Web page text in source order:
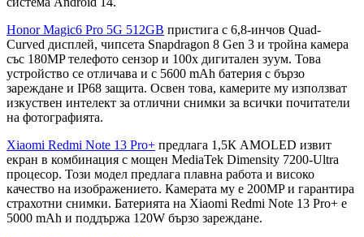
Honor Magic6 Pro 5G 512GB пристига с 6,8-инчов Quad-
Curved дисплей, чипсета Snapdragon 8 Gen 3 и тройна камера
със 180MP телефото сензор и 100x дигитален зуум. Това
устройство се отличава и с 5600 mAh батерия с бързо
зареждане и IP68 защита. Освен това, камерите му използват
изкуствен интелект за отлични снимки за всички почитатели
на фотографията.
Xiaomi Redmi Note 13 Pro+ предлага 1,5К AMOLED извит
екран в комбинация с мощен MediaTek Dimensity 7200-Ultra
процесор. Този модел предлага плавна работа и високо
качество на изображението. Камерата му е 200MP и гарантира
страхотни снимки. Батерията на Xiaomi Redmi Note 13 Pro+ е
5000 mAh и поддържа 120W бързо зареждане.